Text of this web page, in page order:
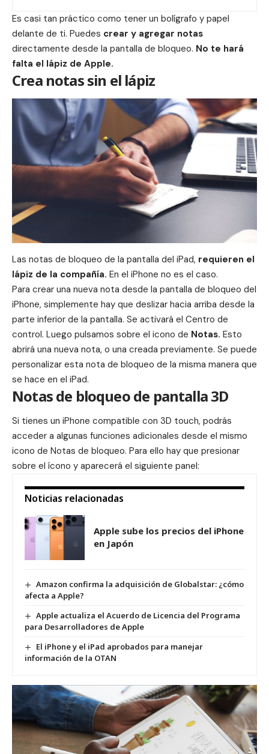
Es casi tan práctico como tener un bolígrafo y papel
delante de ti. Puedes crear y agregar notas
directamente desde la pantalla de bloqueo. No te hará
falta el lápiz de Apple.
Crea notas sin el lápiz
Las notas de bloqueo de la pantalla del iPad, requieren el
lápiz de la compañía. En el iPhone no es el caso.
Para crear una nueva nota desde la pantalla de bloqueo del
iPhone, simplemente hay que deslizar hacia arriba desde la
parte inferior de la pantalla. Se activará el Centro de
control. Luego pulsamos sobre el icono de Notas. Esto
abrirá una nueva nota, o una creada previamente. Se puede
personalizar esta nota de bloqueo de la misma manera que
se hace en el iPad.
Notas de bloqueo de pantalla 3D
Si tienes un iPhone compatible con 3D touch, podrás
acceder a algunas funciones adicionales desde el mismo
icono de Notas de bloqueo. Para ello hay que presionar
sobre el ícono y aparecerá el siguiente panel:
Noticias relacionadas
Apple sube los precios del iPhone
en Japón
Amazon confirma la adquisición de Globalstar: ¿cómo
afecta a Apple?
Apple actualiza el Acuerdo de Licencia del Programa
para Desarrolladores de Apple
El iPhone y el iPad aprobados para manejar
información de la OTAN